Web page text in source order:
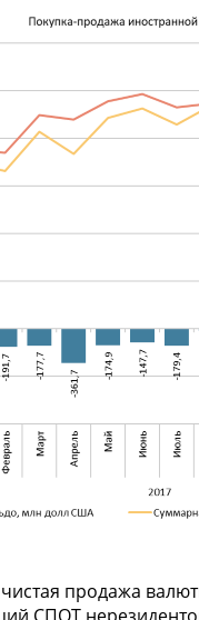
продажа